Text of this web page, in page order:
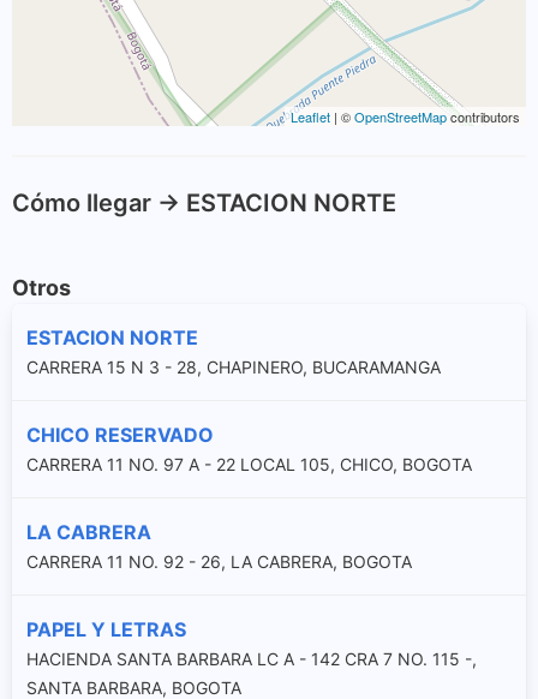
Leaflet | ©OpenStreetMapcontributors
Cómo llegar -> ESTACION NORTE
Otros
ESTACION NORTE
CARRERA 15 N 3 - 28, CHAPINERO, BUCARAMANGA
CHICO RESERVADO
CARRERA 11 NO. 97 A - 22 LOCAL 105, CHICO, BOGOTA
LA CABRERA
CARRERA 11 NO. 92 - 26, LA CABRERA, BOGOTA
PAPEL Y LETRAS
HACIENDA SANTA BARBARA LC A - 142 CRA 7 NO. 115 -,
SANTA BARBARA, BOGOTA